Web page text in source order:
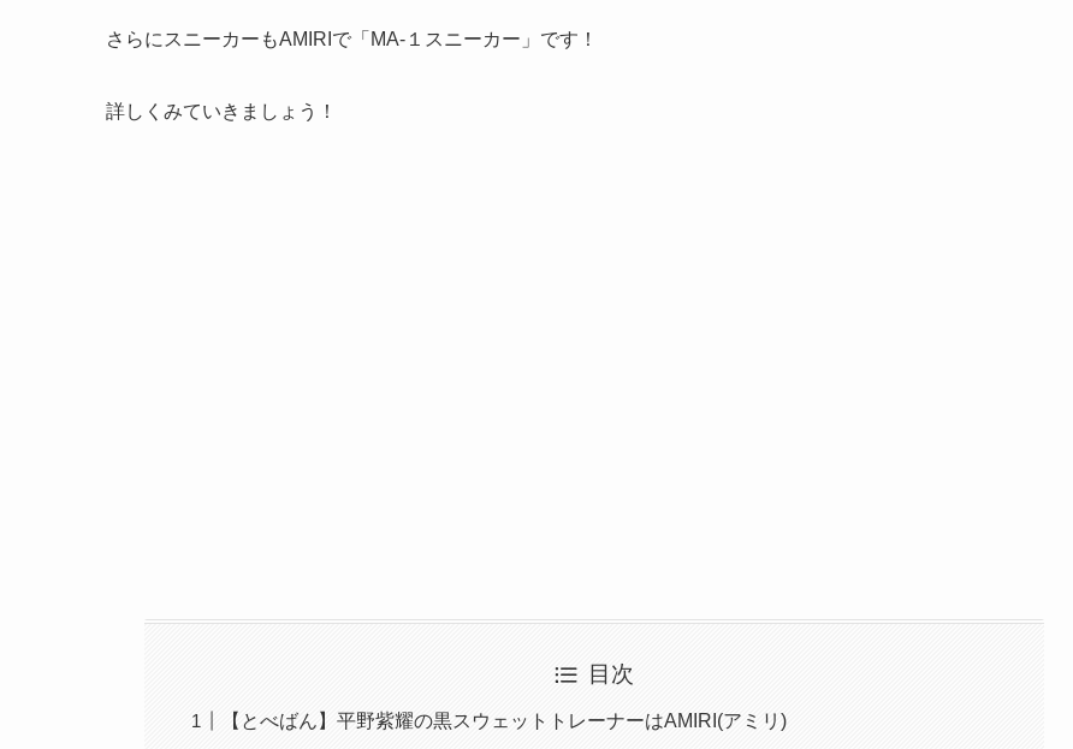
さらにスニーカーもAMIRIで「MA-１スニーカー」です！
詳しくみていきましょう！
目次
【とべばん】平野紫耀の黒スウェットトレーナーはAMIRI(アミリ)